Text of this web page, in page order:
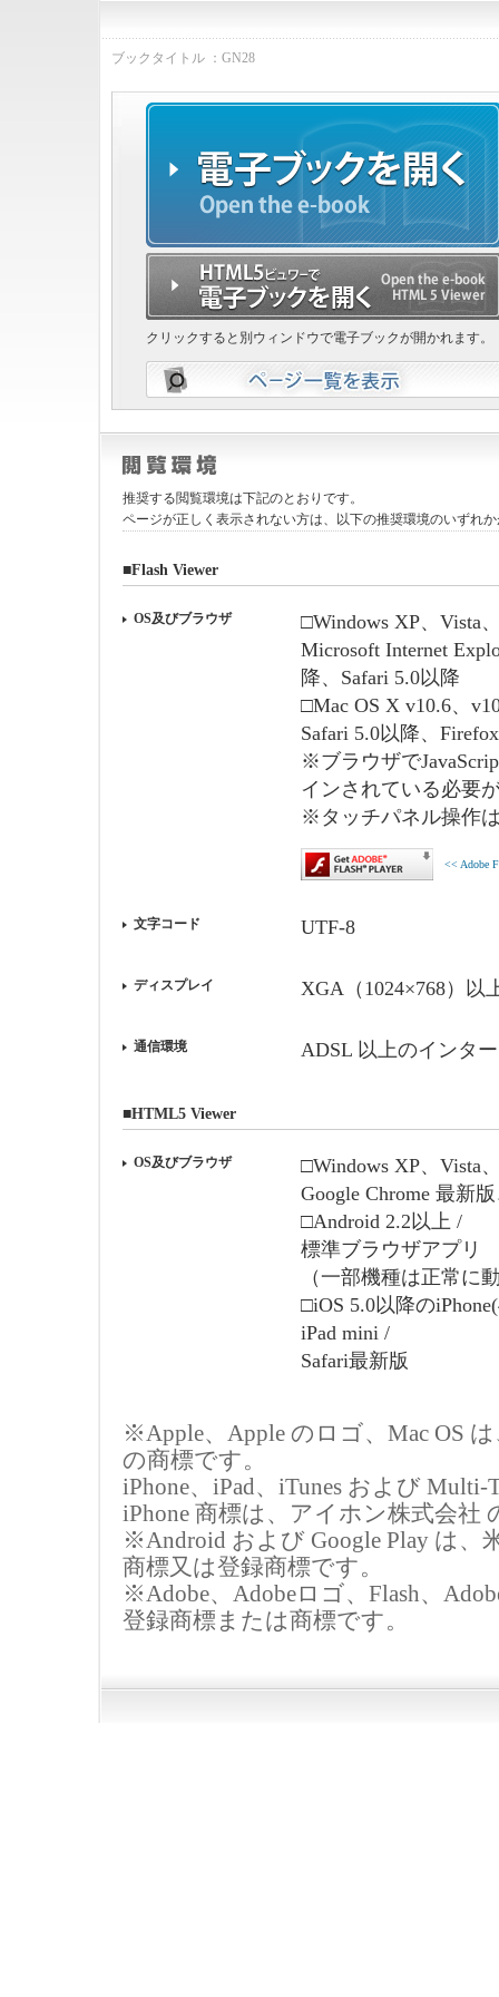
ブックタイトル ：GN28
クリックすると別ウィンドウで電子ブックが開かれます。
推奨する閲覧環境は下記のとおりです。
ページが正しく表示されない方は、以下の推奨環境のいずれ
■Flash Viewer
OS及びブラウザ
□Windows XP、Vista
Microsoft Internet
降、Safari 5.0以降
□Mac OS X v10.6、
Safari 5.0以降、
※ブラウザで
インされている必要
※タッチパネル操作
<< Adobe
文字コード UTF-8
ディスプレイ XGA（1024×768）以
通信環境 ADSL 以上のインタ
■HTML5 Viewer
OS及びブラウザ
□Windows XP、Vista
Google Chrome 最新
□Android 2.2以上 /
標準ブラウザアプリ
（一部機種は正常に
□iOS 5.0以降の
iPad mini /
Safari最新版
※Apple、Apple のロゴ、Mac OS
の商標です。
iPhone、iPad、iTunes および
iPhone 商標は、アイホン株式会
※Android および Google Play は、
商標又は登録商標です。
※Adobe、Adobeロゴ、Flash、
登録商標または商標です。